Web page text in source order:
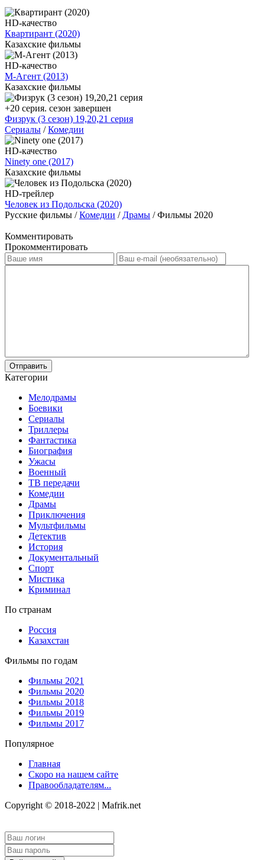
HD-качество
Квартирант (2020)
Казахские фильмы
HD-качество
М-Агент (2013)
Казахские фильмы
+20 серия. сезон завершен
Физрук (3 сезон) 19,20,21 серия
Сериалы /Комедии
HD-качество
Ninety one (2017)
Казахские фильмы
HD-трейлер
Человек из Подольска (2020)
Русские фильмы /Комедии / Драмы / Фильмы 2020
Комментировать
Прокомментировать
Отправить
Категории
Мелодрамы
Боевики
Сериалы
Триллеры
Фантастика
Биография
Ужасы
Военный
ТВ передачи
Комедии
Драмы
Приключения
Мультфильмы
Детектив
История
Документальный
Спорт
Мистика
Криминал
По странам
Россия
Казахстан
Фильмы по годам
Фильмы 2021
Фильмы 2020
Фильмы 2018
Фильмы 2019
Фильмы 2017
Популярное
Главная
Скоро на нашем сайте
Правообладателям...
Copyright © 2018-2022 | Mafrik.net